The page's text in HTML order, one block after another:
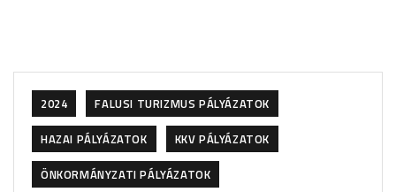
2024
FALUSI TURIZMUS PÁLYÁZATOK
HAZAI PÁLYÁZATOK
KKV PÁLYÁZATOK
ÖNKORMÁNYZATI PÁLYÁZATOK